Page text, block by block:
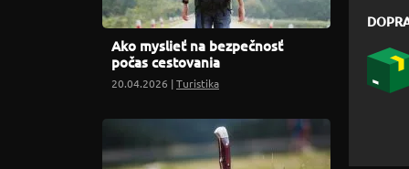
Ako myslieť na bezpečnosť
počas cestovania
20.04.2026 |Turistika